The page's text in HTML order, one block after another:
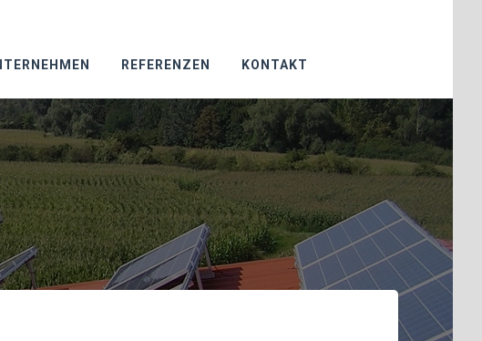
REFERENZEN KONTAKT